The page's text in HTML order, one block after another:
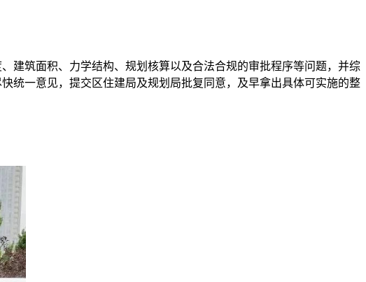
建筑面积、 力学结构、规划核算以及合法合规的审批程序等问题，并综
统一意见，提交区住建局及规划局批复同意，及早拿出具体可实施的整